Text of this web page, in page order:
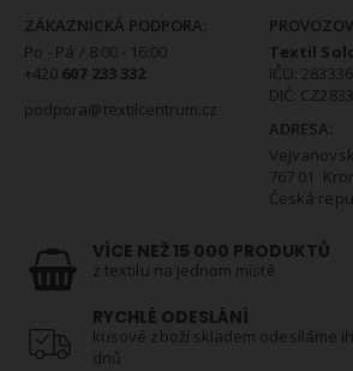
ZÁKAZNICKÁ PODPORA:
Po - Pá / 8:00 - 16:00
+420 607 233 332
podpora@textilcentrum.cz
Textil
IČO:
DIČ:
ADRESA:
767 01
Česká
VÍCE NEŽ 15 000 PRODUKTŮ
z textilu na jednom místě
RYCHLÉ ODESLÁNÍ
kusové zboží skladem odesíláme
dnů